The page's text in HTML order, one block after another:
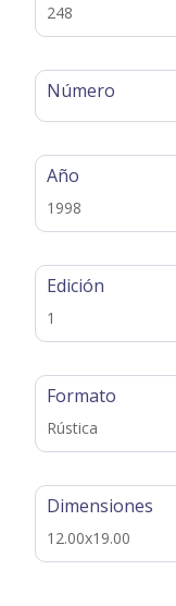
248
Número
Año
1998
Edición
1
Formato
Rústica
Dimensiones
12.00x19.00